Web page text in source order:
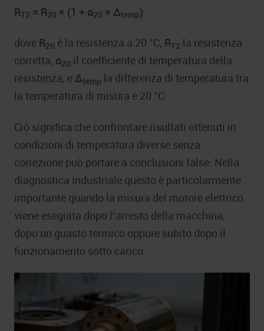
RT2 = R20 × (1 + α20 × Δtemp)
dove R20 è la resistenza a 20 °C, RT2 la resistenza
corretta, α20 il coefficiente di temperatura della
resistenza, e Δtemp la differenza di temperatura tra
la temperatura di misura e 20 °C.
Ciò significa che confrontare risultati ottenuti in
condizioni di temperatura diverse senza
correzione può portare a conclusioni false. Nella
diagnostica industriale questo è particolarmente
importante quando la misura del motore elettrico
viene eseguita dopo l’arresto della macchina,
dopo un guasto termico oppure subito dopo il
funzionamento sotto carico.